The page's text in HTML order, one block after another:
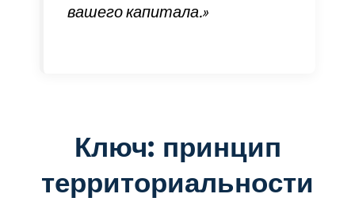
вашего капитала.»
Ключ: принцип
территориальности